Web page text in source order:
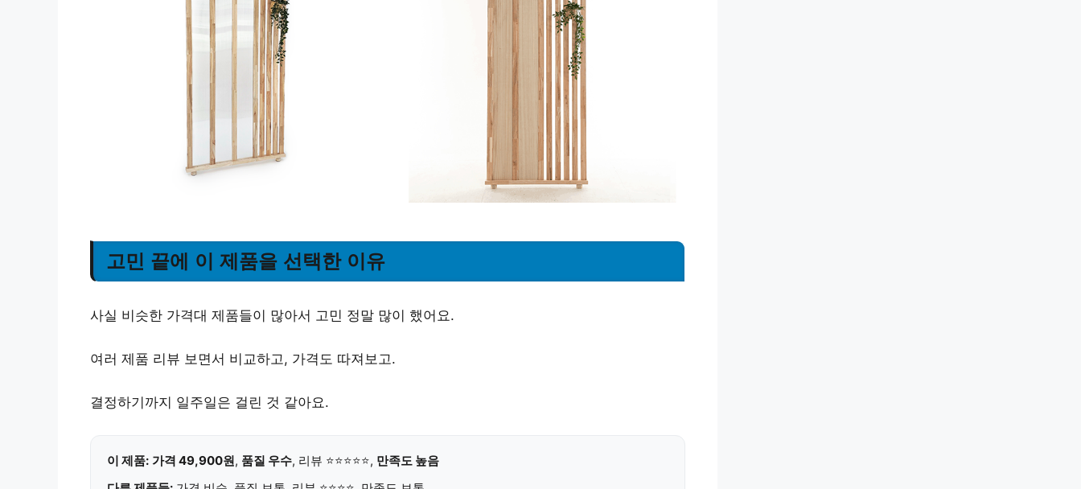
고민 끝에 이 제품을 선택한 이유
사실 비슷한 가격대 제품들이 많아서 고민 정말 많이 했어요.
여러 제품 리뷰 보면서 비교하고, 가격도 따져보고.
결정하기까지 일주일은 걸린 것 같아요.
이 제품: 가격 49,900원, 품질 우수, 리뷰 ⭐⭐⭐⭐⭐, 만족도 높음